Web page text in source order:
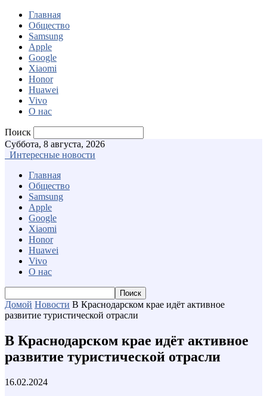
Главная
Общество
Samsung
Apple
Google
Xiaomi
Honor
Huawei
Vivo
О нас
Поиск
Суббота, 8 августа, 2026
Интересные новости
Главная
Общество
Samsung
Apple
Google
Xiaomi
Honor
Huawei
Vivo
О нас
Домой Новости В Краснодарском крае идёт активное
развитие туристической отрасли
В Краснодарском крае идёт активное
развитие туристической отрасли
16.02.2024